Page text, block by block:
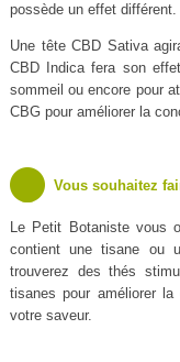
possède un effet différent.
Une tête CBD Sativa
CBD Indica fera son
sommeil ou encore pour
CBG pour améliorer la
Vous souhaitez
Le Petit Botaniste vous
contient une tisane ou
trouverez des thés
tisanes pour améliorer
votre saveur.